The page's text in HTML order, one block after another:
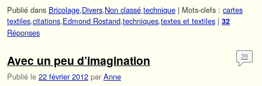
Publié dans Bricolage,Divers,Non classé,technique | Mots-clefs : cartes
textiles,citations,Edmond Rostand,techniques,textes et textiles | 32
Réponses
Avec un peu d’imagination
Publié le 22 février 2012 par Anne
39